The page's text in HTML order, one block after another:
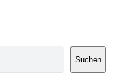
Suchen